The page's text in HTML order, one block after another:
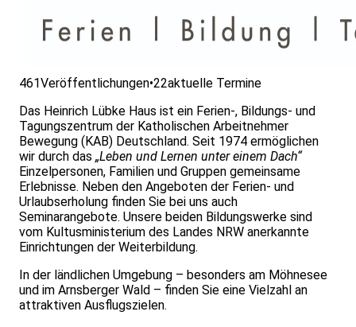
461Veröffentlichungen•22aktuelle Termine
Das Heinrich Lübke Haus ist ein Ferien-, Bildungs- und
Tagungszentrum der Katholischen Arbeitnehmer
Bewegung (KAB) Deutschland. Seit 1974 ermöglichen
wir durch das „Leben und Lernen unter einem Dach“
Einzelpersonen, Familien und Gruppen gemeinsame
Erlebnisse. Neben den Angeboten der Ferien- und
Urlaubserholung finden Sie bei uns auch
Seminarangebote. Unsere beiden Bildungswerke sind
vom Kultusministerium des Landes NRW anerkannte
Einrichtungen der Weiterbildung.
In der ländlichen Umgebung – besonders am Möhnesee
und im Arnsberger Wald – finden Sie eine Vielzahl an
attraktiven Ausflugszielen.